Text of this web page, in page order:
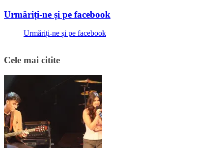
Urmăriți-ne și pe facebook
Urmăriți-ne și pe facebook
Cele mai citite